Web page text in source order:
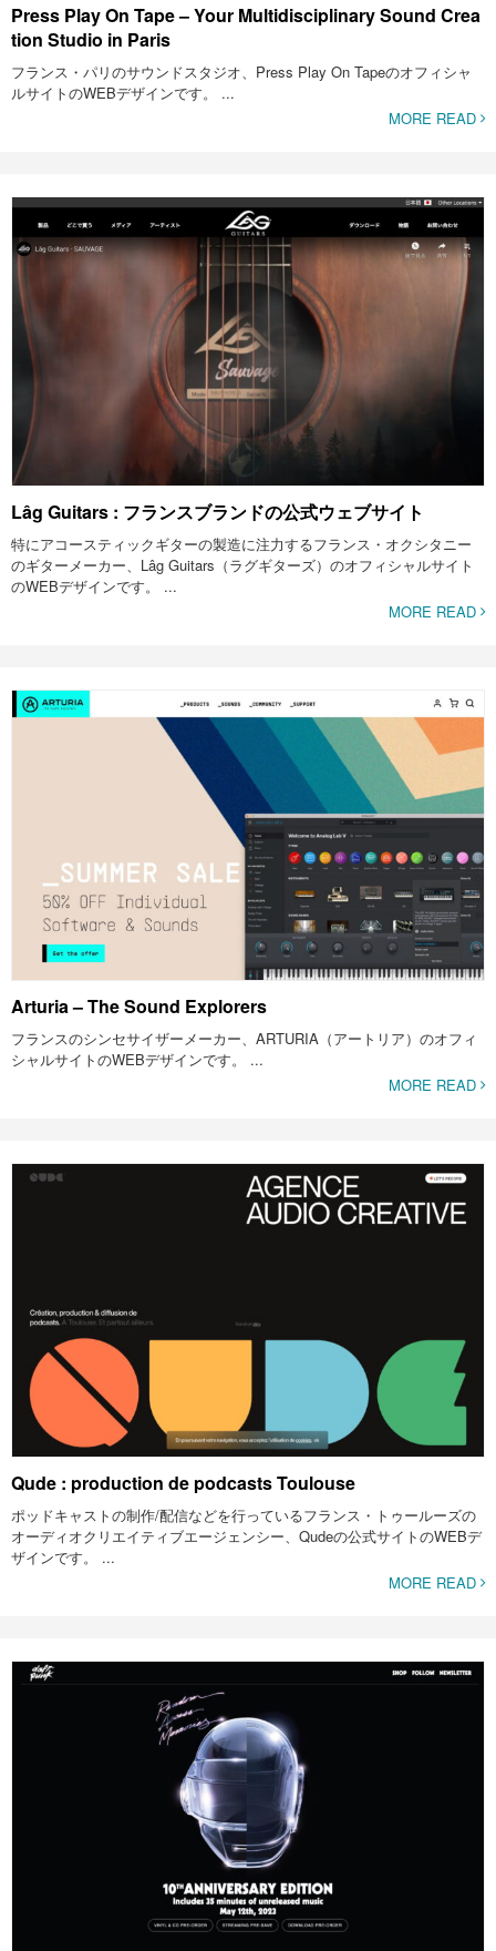
Press Play On Tape – Your Multidisciplinary Sound Crea
tion Studio in Paris
フランス・パリのサウンドスタジオ、Press Play On Tapeのオフィシャ
ルサイトのWEBデザインです。 ...
MORE READ
Lâg Guitars : フランスブランドの公式ウェブサイト
特にアコースティックギターの製造に注力するフランス・オクシタニー
のギターメーカー、Lâg Guitars（ラグギターズ）のオフィシャルサイト
のWEBデザインです。 ...
MORE READ
Arturia – The Sound Explorers
フランスのシンセサイザーメーカー、ARTURIA（アートリア）のオフィ
シャルサイトのWEBデザインです。 ...
MORE READ
Qude : production de podcasts Toulouse
ポッドキャストの制作/配信などを行っているフランス・トゥールーズの
オーディオクリエイティブエージェンシー、Qudeの公式サイトのWEBデ
ザインです。 ...
MORE READ